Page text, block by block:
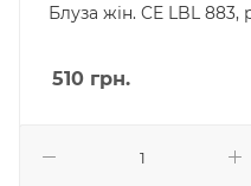
Блуза жін. CE LBL 883,
510 грн.